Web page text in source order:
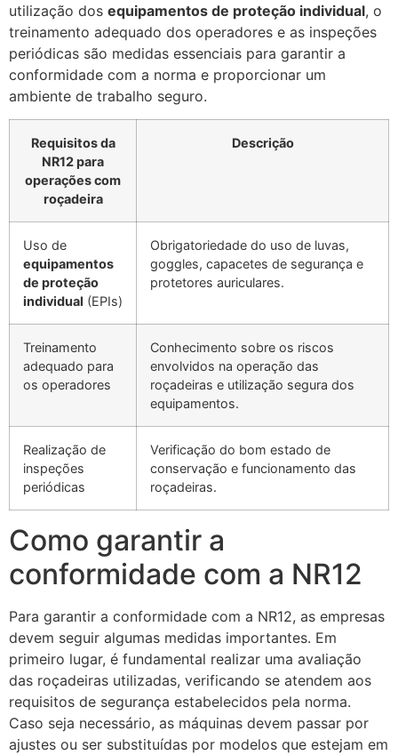
utilização dos equipamentos de proteção individual, o
treinamento adequado dos operadores e as inspeções
periódicas são medidas essenciais para garantir a
conformidade com a norma e proporcionar um
ambiente de trabalho seguro.
Requisitos da
NR12 para
operações com
roçadeira
Descrição
Uso de
equipamentos
de proteção
individual (EPIs)
Obrigatoriedade do uso de luvas,
goggles, capacetes de segurança e
protetores auriculares.
Treinamento
adequado para
os operadores
Conhecimento sobre os riscos
envolvidos na operação das
roçadeiras e utilização segura dos
equipamentos.
Realização de
inspeções
periódicas
Verificação do bom estado de
conservação e funcionamento das
roçadeiras.
Como garantir a
conformidade com a NR12
Para garantir a conformidade com a NR12, as empresas
devem seguir algumas medidas importantes. Em
primeiro lugar, é fundamental realizar uma avaliação
das roçadeiras utilizadas, verificando se atendem aos
requisitos de segurança estabelecidos pela norma.
Caso seja necessário, as máquinas devem passar por
ajustes ou ser substituídas por modelos que estejam em